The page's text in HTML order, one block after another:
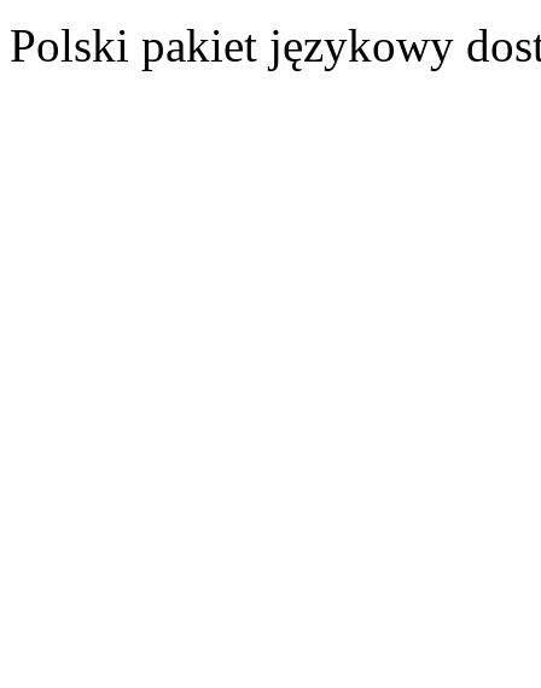
Polski pakiet językowy